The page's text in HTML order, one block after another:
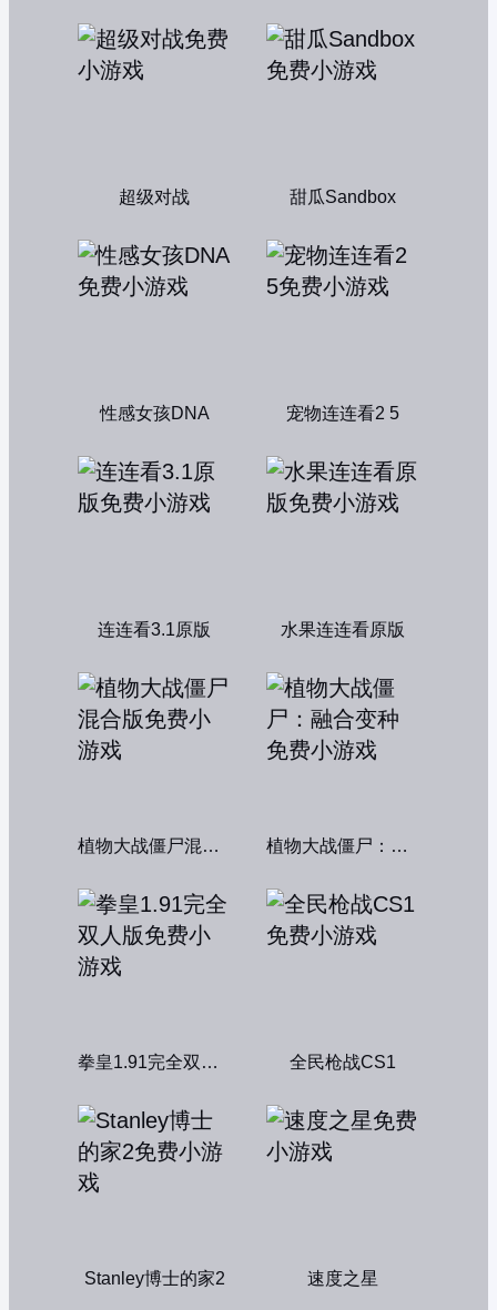
超级对战 甜瓜Sandbox
性感女孩DNA 宠物连连看2 5
连连看3.1原版 水果连连看原版
植物大战僵尸混合版 植物大战僵尸：融合变种
拳皇1.91完全双人版 全民枪战CS1
Stanley博士的家2 速度之星